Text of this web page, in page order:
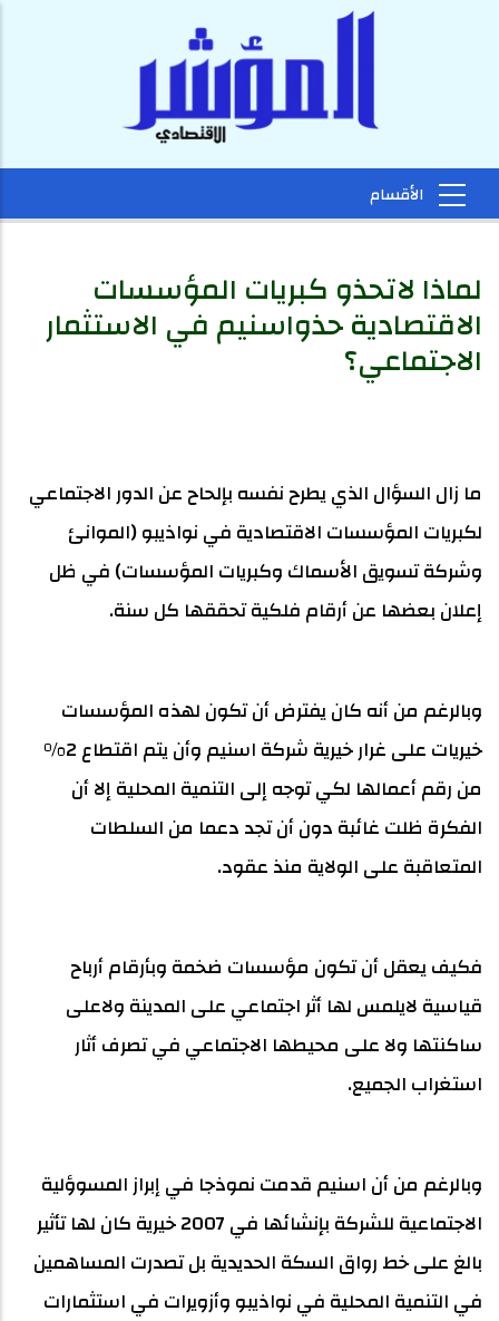
لماذا لاتحذو كبريات المؤسسات
الاقتصادية حذواسنيم في الاستثمار
الاجتماعي؟
ما زال السؤال الذي يطرح نفسه بإلحاح عن الدور الاجتماعي
لكبريات المؤسسات الاقتصادية في نواذيبو (الموانئ
وشركة تسويق الأسماك وكبريات المؤسسات) في ظل
إعلان بعضها عن أرقام فلكية تحققها كل سنة.
وبالرغم من أنه كان يفترض أن تكون لهذه المؤسسات
خيريات على غرار خيرية شركة اسنيم وأن يتم اقتطاع 2%
من رقم أعمالها لكي توجه إلى التنمية المحلية إلا أن
الفكرة ظلت غائبة دون أن تجد دعما من السلطات
المتعاقبة على الولاية منذ عقود.
فكيف يعقل أن تكون مؤسسات ضخمة وبأرقام أرباح
قياسية لايلمس لها أثر اجتماعي على المدينة ولاعلى
ساكنتها ولا على محيطها الاجتماعي في تصرف أثار
استغراب الجميع.
وبالرغم من أن اسنيم قدمت نموذجا في إبراز المسوؤلية
الاجتماعية للشركة بإنشائها في 2007 خيرية كان لها تأثير
بالغ على خط رواق السكة الحديدية بل تصدرت المساهمين
في التنمية المحلية في نواذيبو وأزويرات في استثمارات